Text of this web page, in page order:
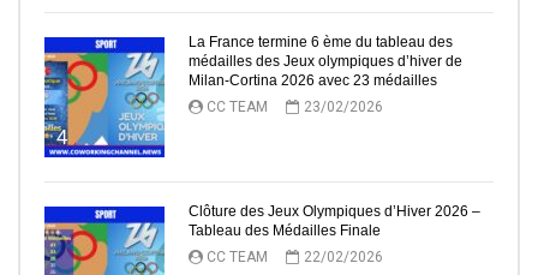
4
La France termine 6 ème du tableau des
médailles des Jeux olympiques d’hiver de
Milan-Cortina 2026 avec 23 médailles
CC TEAM
23/02/2026
Clôture des Jeux Olympiques d’Hiver 2026 –
Tableau des Médailles Finale
CC TEAM
22/02/2026